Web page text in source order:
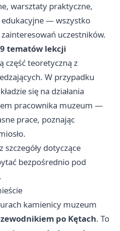
warsztaty praktyczne,
— wszystko
uczestników.
9 tematów lekcji
część teoretyczną z
W przypadku
się na działania
pracownika muzeum —
prace, poznając
dotyczące
bezpośrednio pod
kamienicy muzeum
po Kętach. To